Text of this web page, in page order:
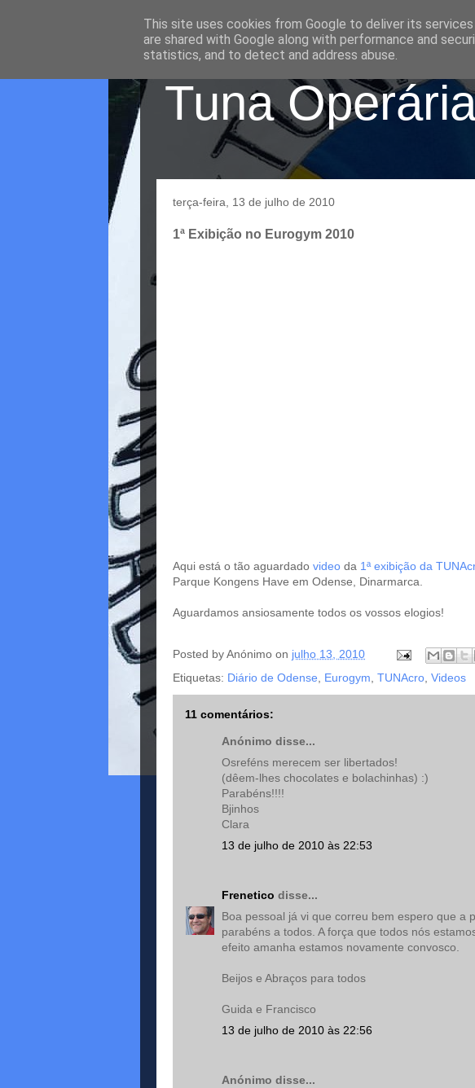
Tuna
terça-feira, 13 de julho de 2010
1ª Exibição no Eurogym 2010
Aqui está o tão aguardado video da 1ª exibição da
Parque Kongens Have em Odense, Dinarmarca.
Aguardamos ansiosamente todos os vossos elogios!
Posted byAnónimo on julho 13, 2010
Etiquetas: Diário de Odense Eurogym TUNAcro Videos
11 comentários:
Anónimo disse...
Osreféns merecem ser libertados!
(dêem-lhes chocolates e bolachinhas) :)
Parabéns!!!!
Bjinhos
Clara
13 de julho de 2010 às 22:53
Frenetico disse...
Boa pessoal já vi que correu bem espero que a
parabéns a todos. A força que todos nós
efeito amanha estamos novamente convosco.
Beijos e Abraços para todos
Guida e Francisco
13 de julho de 2010 às 22:56
Anónimo disse...
This site uses cookies from Google to deliver its
are shared with Google along with performance and
statistics, and to detect and address abuse.